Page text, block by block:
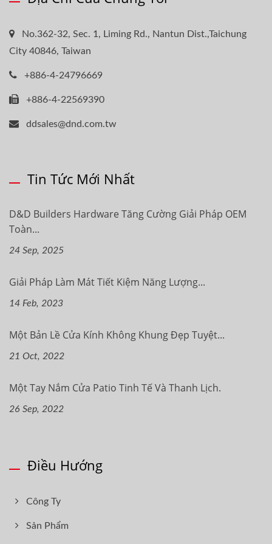
No.362-32, Sec. 1, Liming Rd., Nantun Dist.,Taichung
City 40846, Taiwan
+886-4-24796669
+886-4-22569390
ddsales@dnd.com.tw
Tin Tức Mới Nhất
D&D Builders Hardware Tăng Cường Giải Pháp OEM
Toàn...
24 Sep, 2025
Giải Pháp Làm Mát Tiết Kiệm Năng Lượng...
14 Feb, 2023
Một Bản Lề Cửa Kính Không Khung Đẹp Tuyệt...
21 Oct, 2022
Một Tay Nắm Cửa Patio Tinh Tế Và Thanh Lịch.
26 Sep, 2022
Điều Hướng
Công Ty
Sản Phẩm